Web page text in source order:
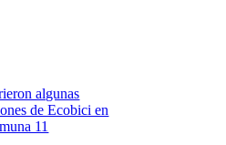
algunas
de Ecobici en
11